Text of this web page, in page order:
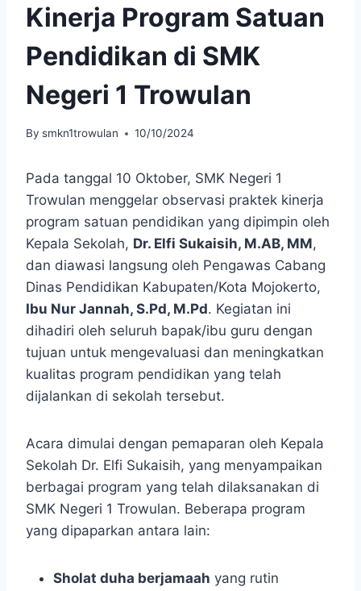
Kinerja Program Satuan
Pendidikan di SMK
Negeri 1 Trowulan
By smkn1trowulan 10/10/2024
Pada tanggal 10 Oktober, SMK Negeri 1
Trowulan menggelar observasi praktek kinerja
program satuan pendidikan yang dipimpin oleh
Kepala Sekolah, Dr. Elfi Sukaisih, M.AB, MM,
dan diawasi langsung oleh Pengawas Cabang
Dinas Pendidikan Kabupaten/Kota Mojokerto,
Ibu Nur Jannah, S.Pd, M.Pd. Kegiatan ini
dihadiri oleh seluruh bapak/ibu guru dengan
tujuan untuk mengevaluasi dan meningkatkan
kualitas program pendidikan yang telah
dijalankan di sekolah tersebut.
Acara dimulai dengan pemaparan oleh Kepala
Sekolah Dr. Elfi Sukaisih, yang menyampaikan
berbagai program yang telah dilaksanakan di
SMK Negeri 1 Trowulan. Beberapa program
yang dipaparkan antara lain:
Sholat duha berjamaah yang rutin